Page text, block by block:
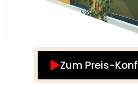
Zum Preis-